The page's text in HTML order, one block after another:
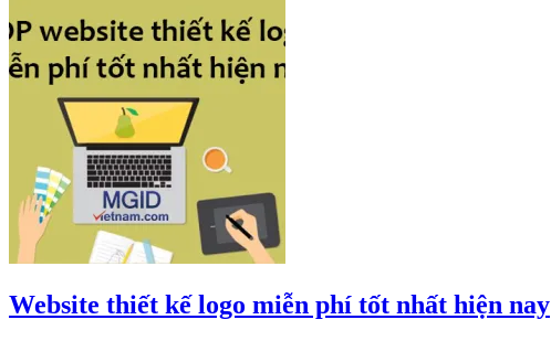
Website thiết kế logo miễn phí tốt nhất hiện nay